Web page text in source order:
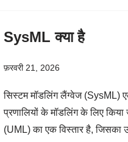
SysML क्या है
फ़रवरी 21, 2026
सिस्टम मॉडलिंग लैंग्वेज (SysML)
प्रणालियों के मॉडलिंग के लिए
(UML) का एक विस्तार है, जिसका